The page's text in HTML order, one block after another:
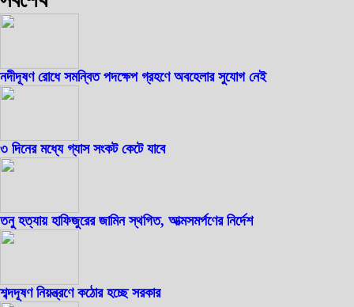
নদীদূষণ রোধে সমন্বিত পদক্ষেপ গ্রহণে অবহেলার সুযোগ নেই
৩ দিনের মধ্যে গ্যাস সংকট কেটে যাবে
তনু হত্যায় হাফিজুরের জামিন স্থগিত, আত্মসমর্পণের নির্দেশ
শব্দদূষণ নিয়ন্ত্রণে কঠোর হচ্ছে সরকার